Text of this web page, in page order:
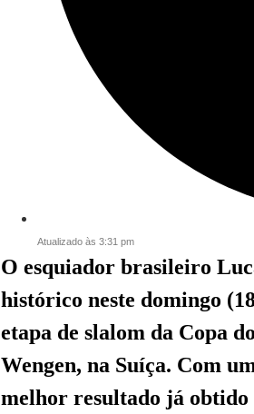
Atualizado às 3:31 pm
O esquiador brasileiro
histórico neste domingo
etapa de slalom da Copa
Wengen, na Suíça. Com
melhor resultado já